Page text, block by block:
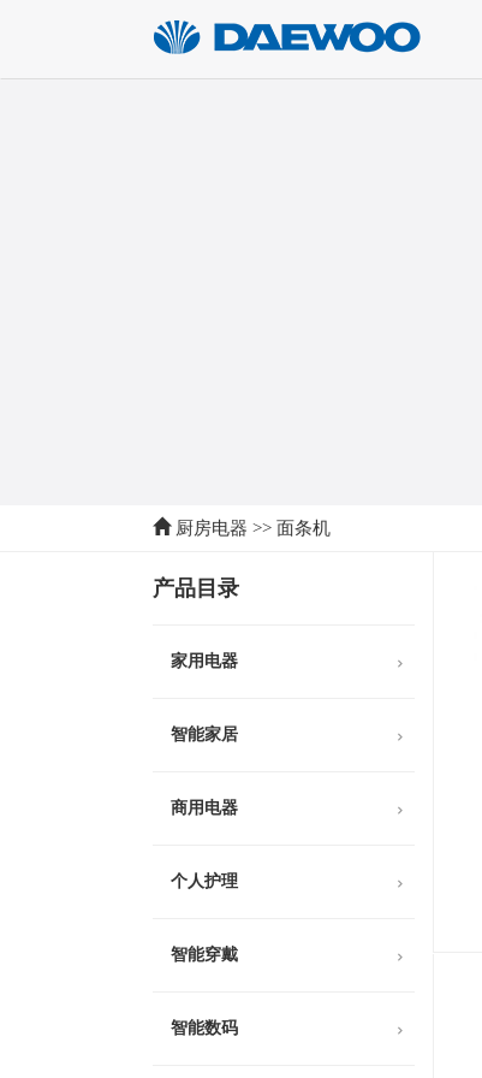
厨房电器 >> 面条机
产品目录
家用电器
智能家居
商用电器
个人护理
智能穿戴
智能数码